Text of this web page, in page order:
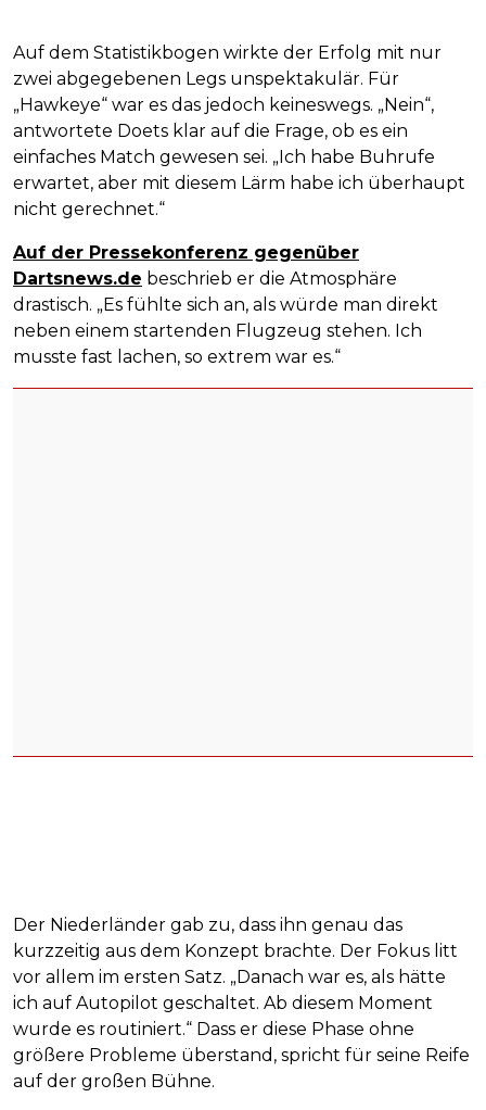
Auf dem Statistikbogen wirkte der Erfolg mit nur
zwei abgegebenen Legs unspektakulär. Für
„Hawkeye“ war es das jedoch keineswegs. „Nein“,
antwortete Doets klar auf die Frage, ob es ein
einfaches Match gewesen sei. „Ich habe Buhrufe
erwartet, aber mit diesem Lärm habe ich überhaupt
nicht gerechnet.“
Auf der Pressekonferenz gegenüber
Dartsnews.de beschrieb er die Atmosphäre
drastisch. „Es fühlte sich an, als würde man direkt
neben einem startenden Flugzeug stehen. Ich
musste fast lachen, so extrem war es.“
Der Niederländer gab zu, dass ihn genau das
kurzzeitig aus dem Konzept brachte. Der Fokus litt
vor allem im ersten Satz. „Danach war es, als hätte
ich auf Autopilot geschaltet. Ab diesem Moment
wurde es routiniert.“ Dass er diese Phase ohne
größere Probleme überstand, spricht für seine Reife
auf der großen Bühne.